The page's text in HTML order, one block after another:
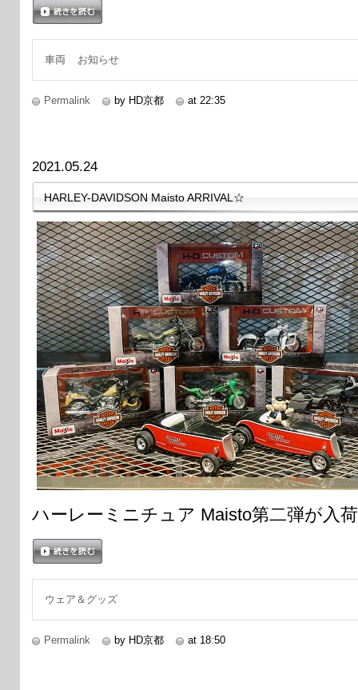
車両 お知らせ
Permalink by HD京都 at 22:35
2021.05.24
HARLEY-DAVIDSON Maisto ARRIVAL☆
ハーレーミニチュア Maisto第二弾が入
ウェア＆グッズ
Permalink by HD京都 at 18:50